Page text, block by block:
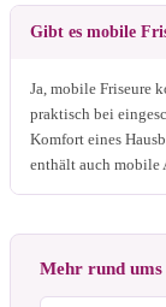
Gibt es mobile
Ja, mobile Friseure
praktisch bei
Komfort eines
enthält auch mobile
Mehr rund